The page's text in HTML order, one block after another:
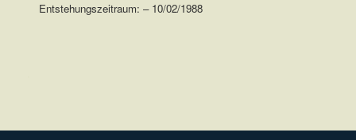
Entstehungszeitraum: – 10/02/1988